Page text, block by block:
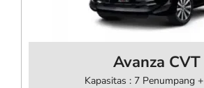
Avanza CVT
Kapasitas : 7 Penumpang